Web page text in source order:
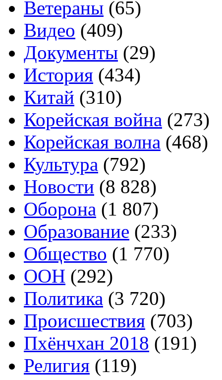
Ветераны (65)
Видео (409)
Документы (29)
История (434)
Китай (310)
Корейская война (273)
Корейская волна (468)
Культура (792)
Новости (8 828)
Оборона (1 807)
Образование (233)
Общество (1 770)
ООН (292)
Политика (3 720)
Происшествия (703)
Пхёнчхан 2018 (191)
Религия (119)